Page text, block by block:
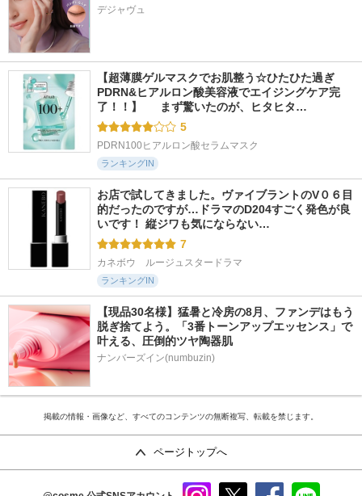
デジャヴュ
【超薄膜ゲルマスクでお肌整う☆ひたひた過ぎ
PDRN&ヒアルロン酸美容液でエイジングケア完
了！！】  　まず驚いたのが、ヒタヒタ…
5
PDRN100ヒアルロン酸セラムマスク
ランキングIN
お店で試してきました。ヴァイブラントのV０６目
的だったのですが…ドラマのD204すごく発色が良
いです！ 縦ジワも気にならない…
7
カネボウ　ルージュスタードラマ
ランキングIN
【現品30名様】猛暑と冷房の8月、ファンデはもう
脱ぎ捨てよう。「3番トーンアップエッセンス」で
叶える、圧倒的ツヤ陶器肌
ナンバーズイン(numbuzin)
掲載の情報・画像など、すべてのコンテンツの無断複写、転載を禁じます。
ページトップへ